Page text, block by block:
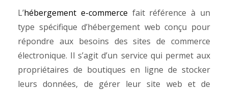
L’hébergement e-commerce fait référence à un
type spécifique d’hébergement web conçu pour
répondre aux besoins des sites de commerce
électronique. Il s’agit d’un service qui permet aux
propriétaires de boutiques en ligne de stocker
leurs données, de gérer leur site web et de